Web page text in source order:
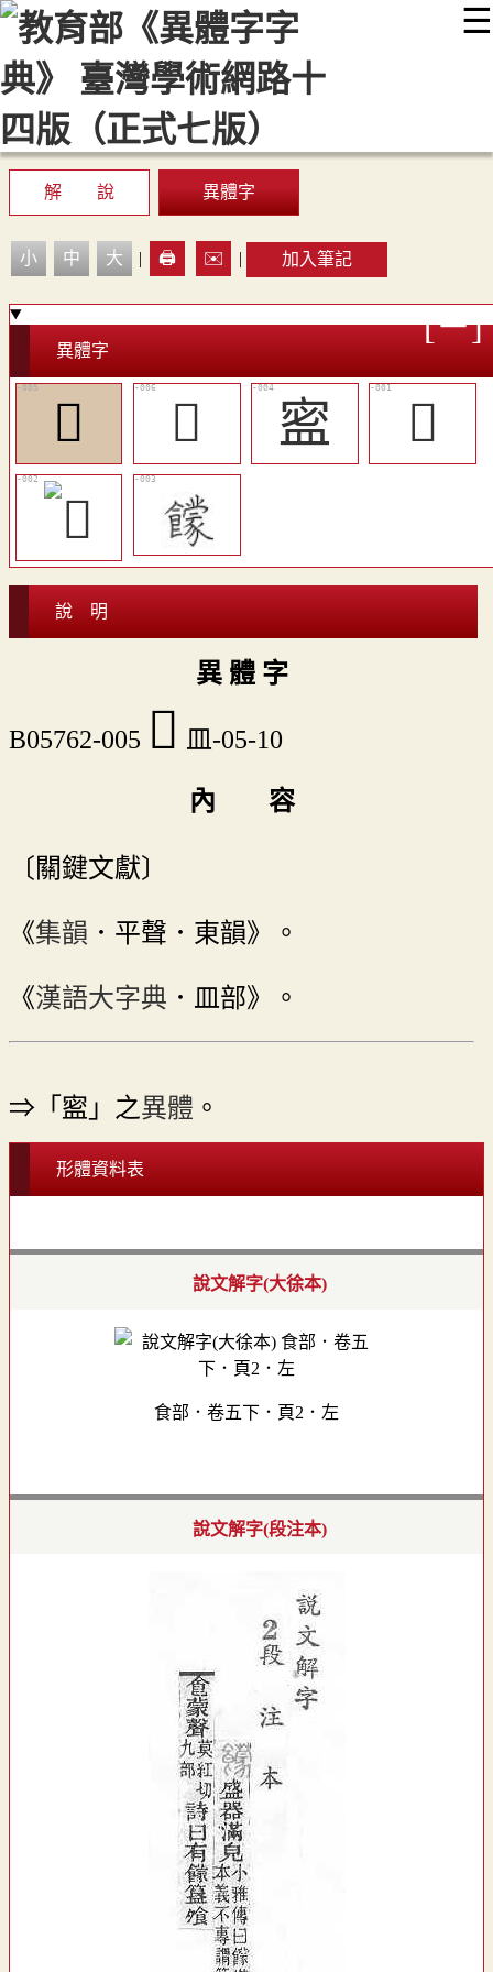
☰
::: 最新消息 常見問題 編輯說明
顯示模式
網站導覽
解 說 異體字
小 中 大 | 🖨️ ✉️ | 加入筆記
異體字
𥁚 𥁶 䀄 𩝬
說 明
異 體 字
B05762-005 𥁚 皿-05-10
內 容
〔關鍵文獻〕
《集韻 ．平聲．東韻》。
《漢語大字典 ．皿部》。
⇒「䀄」之異體 。
形體資料表
說文解字(大徐本)
食部．卷五下．頁2．左
說文解字(段注本)